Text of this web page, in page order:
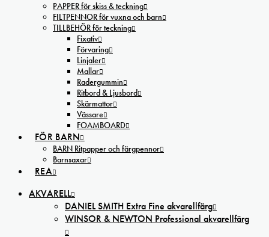
PAPPER för skiss & teckning
FILTPENNOR för vuxna och barn
TILLBEHÖR för teckning
Fixativ
Förvaring
Linjaler
Mallar
Radergummin
Ritbord & Ljusbord
Skärmattor
Vässare
FOAMBOARD
FÖR BARN
BARN Ritpapper och färgpennor
Barnsaxar
REA
AKVARELL
DANIEL SMITH Extra Fine akvarellfärg
WINSOR & NEWTON Professional akvarellfärg